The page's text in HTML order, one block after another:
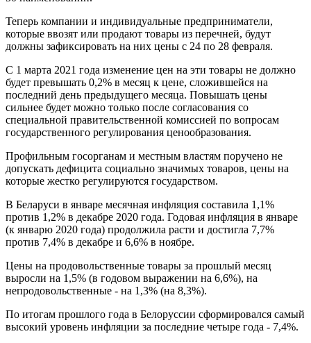
Теперь компании и индивидуальные предприниматели,
которые ввозят или продают товары из перечней, будут
должны зафиксировать на них цены с 24 по 28 февраля.
С 1 марта 2021 года изменение цен на эти товары не должно
будет превышать 0,2% в месяц к цене, сложившейся на
последний день предыдущего месяца. Повышать цены
сильнее будет можно только после согласования со
специальной правительственной комиссией по вопросам
государственного регулирования ценообразования.
Профильным госорганам и местным властям поручено не
допускать дефицита социально значимых товаров, цены на
которые жестко регулируются государством.
В Беларуси в январе месячная инфляция составила 1,1%
против 1,2% в декабре 2020 года. Годовая инфляция в январе
(к январю 2020 года) продолжила расти и достигла 7,7%
против 7,4% в декабре и 6,6% в ноябре.
Цены на продовольственные товары за прошлый месяц
выросли на 1,5% (в годовом выражении на 6,6%), на
непродовольственные - на 1,3% (на 8,3%).
По итогам прошлого года в Белоруссии сформировался самый
высокий уровень инфляции за последние четыре года - 7,4%.